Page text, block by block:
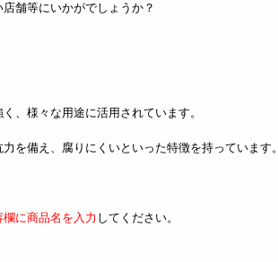
舗等にいかがでしょうか？
、様々な用途に活用されています。
を備え、腐りにくいといった特徴を持っています。
欄に商品名を入力 してください。